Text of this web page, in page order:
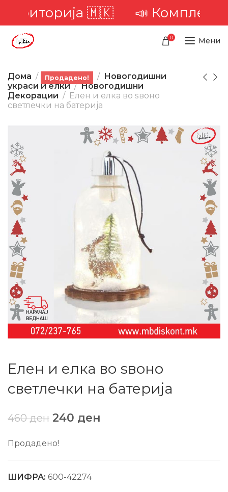
🇲🇰 📣 Комплетна
0 Мени
Дома Производи
Новогодишни
украси и елки
Новогодишни
Декорации
Елен и елка во ѕвоно
светлечки на батерија
Продадено!
Елен и елка во ѕвоно
светлечки на батерија
460ден 240 ден
Продадено!
ШИФРА: 600-42274